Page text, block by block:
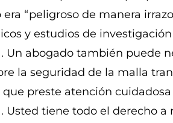
“peligroso de manera
y estudios de
Un abogado también puede
la seguridad de la malla
preste atención
Usted tiene todo el derecho